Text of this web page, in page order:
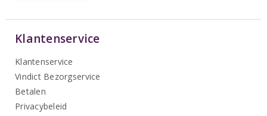
Klantenservice
Klantenservice
Vindict Bezorgservice
Betalen
Privacybeleid